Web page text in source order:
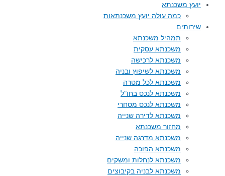
יועץ משכנתא
כמה עולה יועץ משכנתאות
שירותים
תמהיל משכנתא
משכנתא עסקית
משכנתא לרכישה
משכנתא לשיפוץ ובניה
משכנתא לכל מטרה
משכנתא לנכס בחו”ל
משכנתא לנכס מסחרי
משכנתא לדירה שנייה
מחזור משכנתא
משכנתא מדרגה שנייה
משכנתא הפוכה
משכנתא לנחלות ומשקים
משכנתא לבניה בקיבוצים